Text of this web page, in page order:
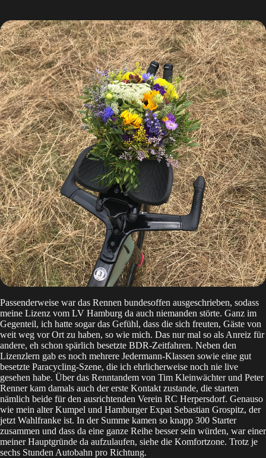
Passenderweise war das Rennen bundesoffen ausgeschrieben, sodass
meine Lizenz vom LV Hamburg da auch niemanden störte. Ganz im
Gegenteil, ich hatte sogar das Gefühl, dass die sich freuten, Gäste von
weit weg vor Ort zu haben, so wie mich. Das nur mal so als Anreiz für
andere, eh schon spärlich besetzte BDR-Zeitfahren. Neben den
Lizenzlern gab es noch mehrere Jedermann-Klassen sowie eine gut
besetzte Paracycling-Szene, die ich ehrlicherweise noch nie live
gesehen habe. Über das Renntandem von Tim Kleinwächter und Peter
Renner kam damals auch der erste Kontakt zustande, die starten
nämlich beide für den ausrichtenden Verein RC Herpersdorf. Genauso
wie mein alter Kumpel und Hamburger Expat Sebastian Grospitz, der
jetzt Wahlfranke ist. In der Summe kamen so knapp 300 Starter
zusammen und dass da eine ganze Reihe besser sein würden, war einer
meiner Hauptgründe da aufzulaufen, siehe die Komfortzone. Trotz je
sechs Stunden Autobahn pro Richtung.